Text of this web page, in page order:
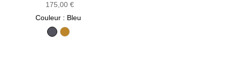
175,00 €
Couleur : Bleu
BleuJaune